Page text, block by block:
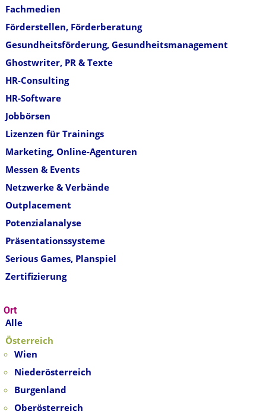
Fachmedien
Förderstellen, Förderberatung
Gesundheitsförderung, Gesundheitsmanagement
Ghostwriter, PR & Texte
HR-Consulting
HR-Software
Jobbörsen
Lizenzen für Trainings
Marketing, Online-Agenturen
Messen & Events
Netzwerke & Verbände
Outplacement
Potenzialanalyse
Präsentationssysteme
Serious Games, Planspiel
Zertifizierung
Ort
Alle
Österreich
Wien
Niederösterreich
Burgenland
Oberösterreich